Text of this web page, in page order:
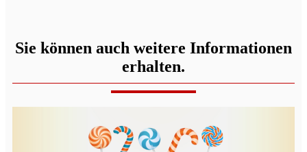
Sie können auch weitere Informationen
erhalten.